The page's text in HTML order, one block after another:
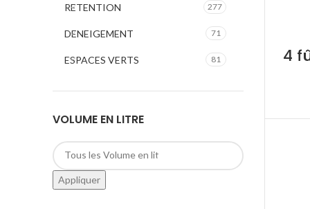
RETENTION 277
DENEIGEMENT 71
ESPACES VERTS 81
VOLUME EN LITRE
Appliquer
4